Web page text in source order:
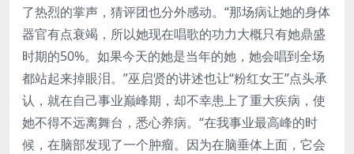
了热烈的掌声，猜评团也分外感动。“那场病让她的身体
器官有点衰竭，所以她现在唱歌的功力大概只有她鼎盛
时期的50%。如果今天的她是当年的她，她会唱到全场
都站起来掉眼泪。”巫启贤的讲述也让“粉红女王”点头承
认，就在自己事业巅峰期，却不幸患上了重大疾病，使
她不得不远离舞台，悉心养病。“在我事业最高峰的时
候，在脑部发现了一个肿瘤。因为在脑垂体上面，它会